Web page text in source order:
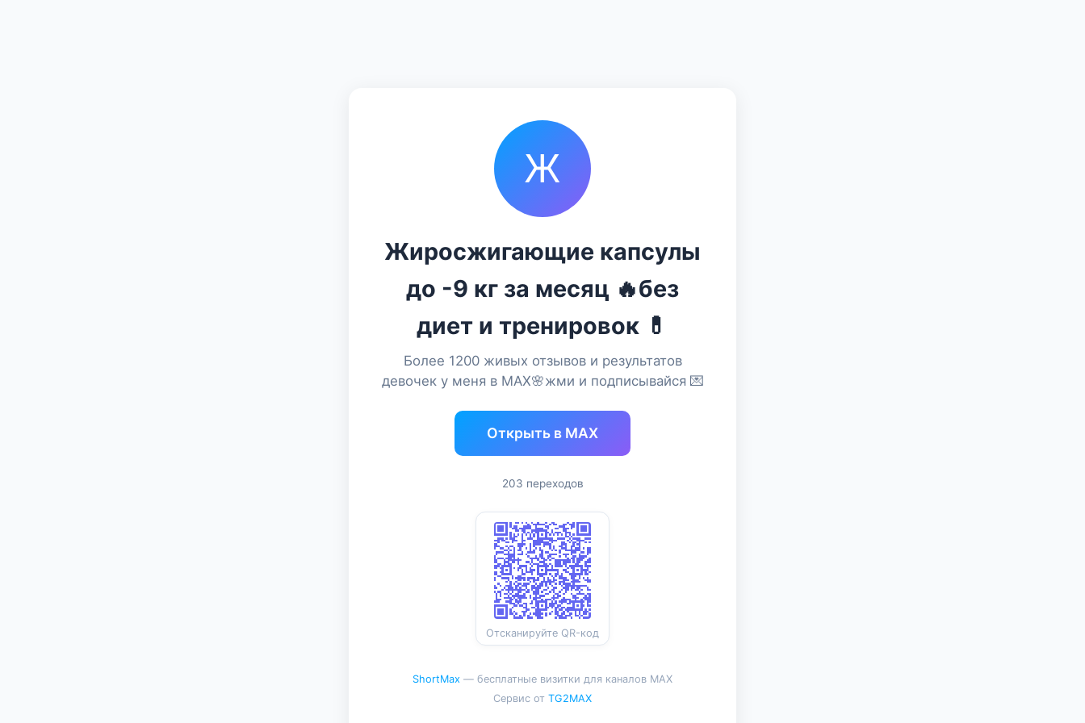
Ж
Жиросжигающие капсулы
до -9 кг за месяц 🔥без
диет и тренировок 💊
Более 1200 живых отзывов и результатов
девочек у меня в MAX🌸жми и подписывайся 💌
Открыть в MAX
203 переходов
Отсканируйте QR-код
ShortMax — бесплатные визитки для каналов MAX
Сервис от TG2MAX